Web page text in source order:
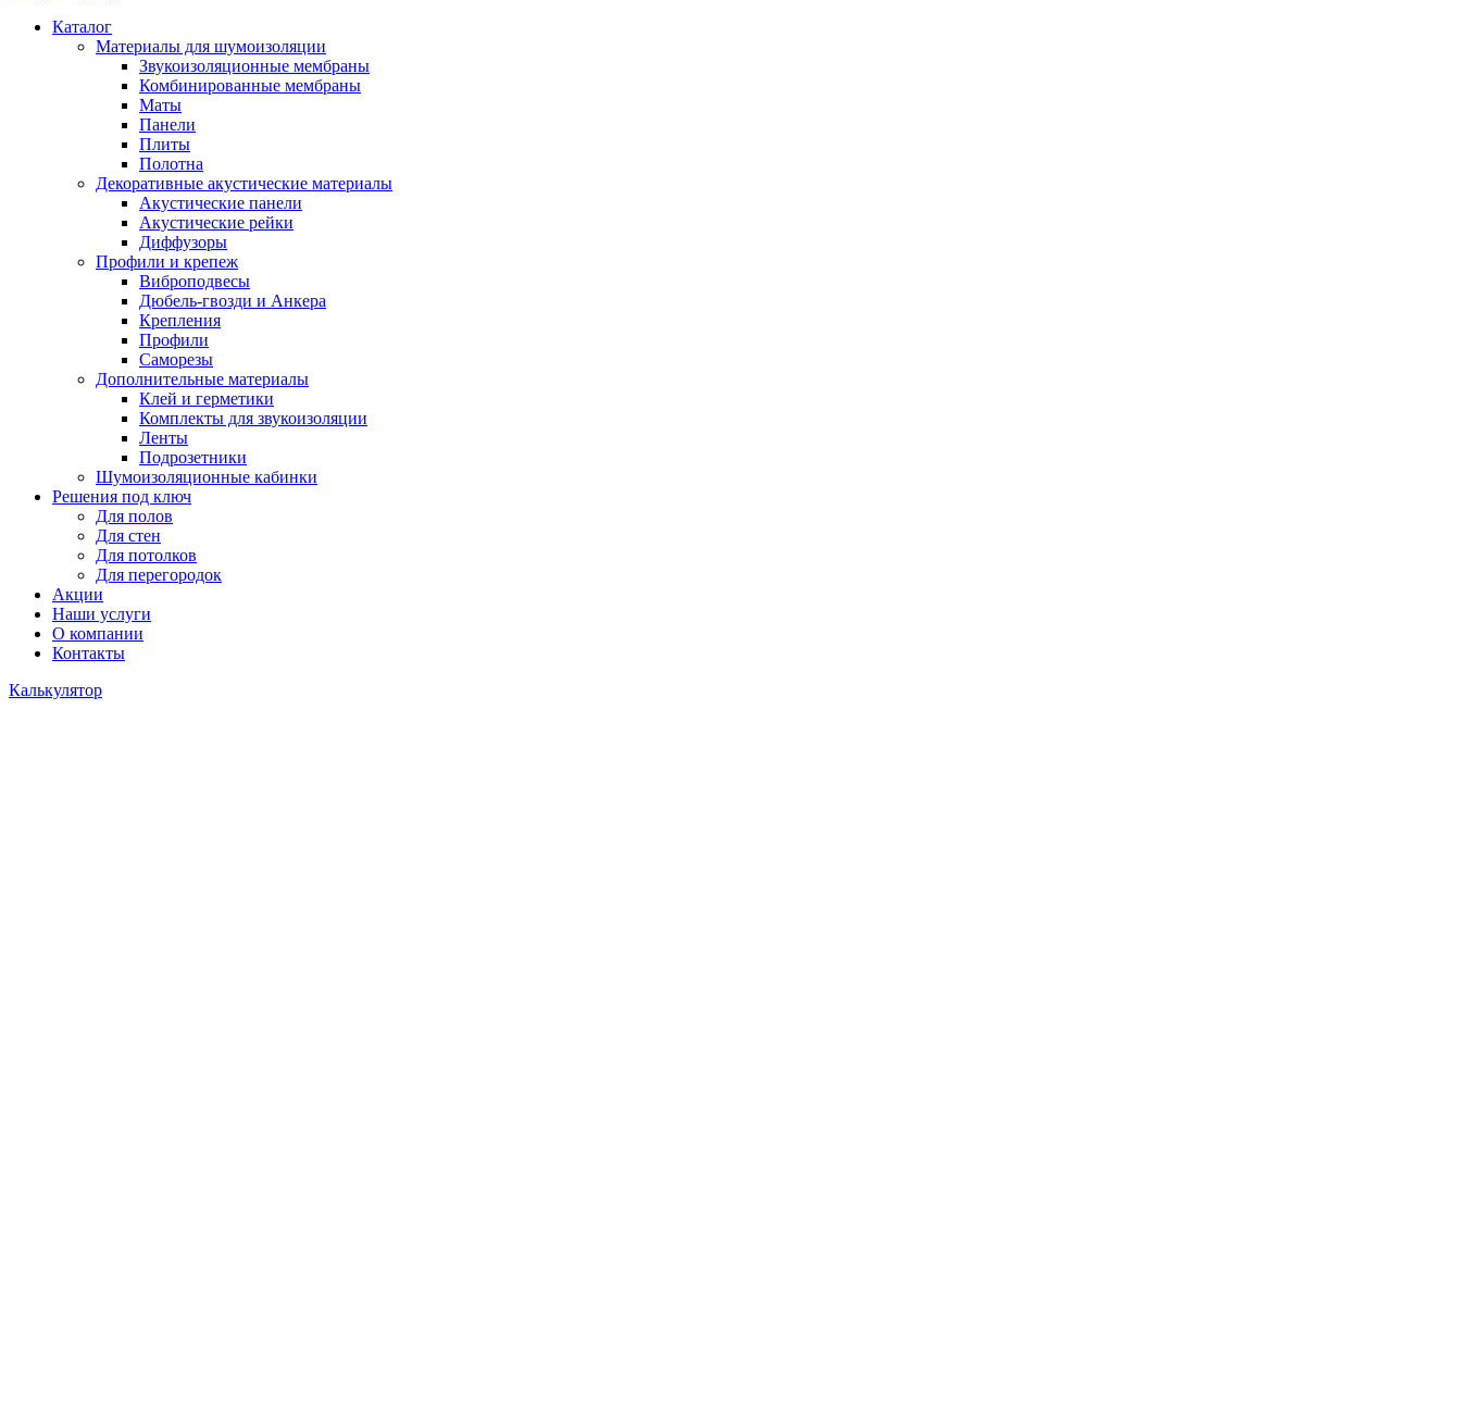
Каталог
Материалы для шумоизоляции
Звукоизоляционные мембраны
Комбинированные мембраны
Маты
Панели
Плиты
Полотна
Декоративные акустические материалы
Акустические панели
Акустические рейки
Диффузоры
Профили и крепеж
Виброподвесы
Дюбель-гвозди и Анкера
Крепления
Профили
Саморезы
Дополнительные материалы
Клей и герметики
Комплекты для звукоизоляции
Ленты
Подрозетники
Шумоизоляционные кабинки
Решения под ключ
Для полов
Для стен
Для потолков
Для перегородок
Акции
Наши услуги
О компании
Контакты
Калькулятор